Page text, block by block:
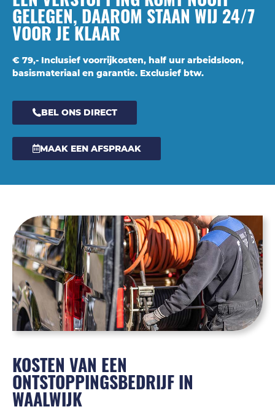
GELEGEN, DAAROM STAAN WIJ 24/7
VOOR JE KLAAR
€ 79,- Inclusief voorrijkosten, half uur arbeidsloon,
basismateriaal en garantie. Exclusief btw.
BEL ONS DIRECT
MAAK EEN AFSPRAAK
KOSTEN VAN EEN
ONTSTOPPINGSBEDRIJF IN
WAALWIJK